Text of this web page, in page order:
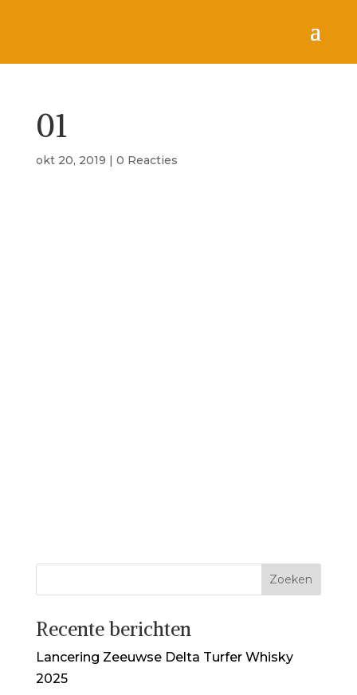
01
okt 20, 2019 | 0 Reacties
Recente berichten
Lancering Zeeuwse Delta Turfer Whisky
2025